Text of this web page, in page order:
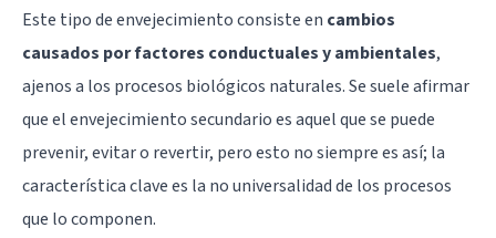
Este tipo de envejecimiento consiste en cambios
causados por factores conductuales y ambientales,
ajenos a los procesos biológicos naturales. Se suele afirmar
que el envejecimiento secundario es aquel que se puede
prevenir, evitar o revertir, pero esto no siempre es así; la
característica clave es la no universalidad de los procesos
que lo componen.